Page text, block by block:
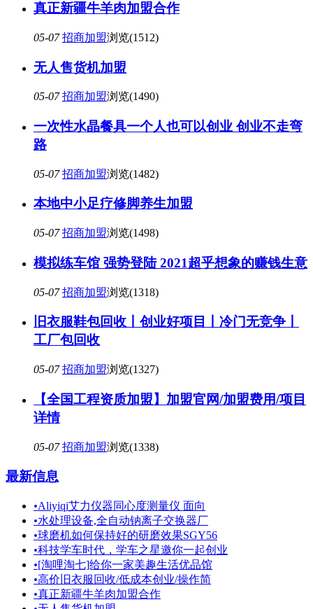
真正新疆牛羊肉加盟合作
05-07 招商加盟浏览(1512)
无人售货机加盟
05-07 招商加盟浏览(1490)
一次性水晶餐具一个人也可以创业 创业不走弯
路
05-07 招商加盟浏览(1482)
本地中小足疗修脚养生加盟
05-07 招商加盟浏览(1498)
模拟练车馆 强势登陆 2021超乎想象的赚钱生意
05-07 招商加盟浏览(1318)
旧衣服鞋包回收丨创业好项目丨冷门无竞争丨
工厂包回收
05-07 招商加盟浏览(1327)
【全国工程资质加盟】加盟官网/加盟费用/项目
详情
05-07 招商加盟浏览(1338)
最新信息
•Aliyiqi艾力仪器同心度测量仪 面向
•水处理设备,全自动钠离子交换器厂
•球磨机如何保持好的研磨效果SGY56
•科技学车时代，学车之星邀你一起创业
•[淘哩淘七]给你一家美趣生活优品馆
•高价旧衣服回收/低成本创业/操作简
•真正新疆牛羊肉加盟合作